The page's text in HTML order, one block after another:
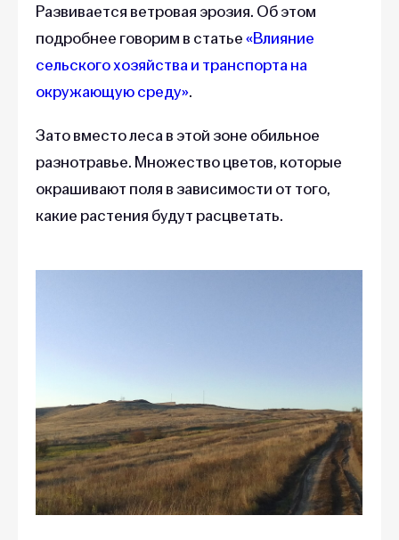
Развивается ветровая эрозия. Об этом
подробнее говорим в статье«Влияние
сельского хозяйства и транспорта на
окружающую среду».
Зато вместо леса в этой зоне обильное
разнотравье. Множество цветов, которые
окрашивают поля в зависимости от того,
какие растения будут расцветать.